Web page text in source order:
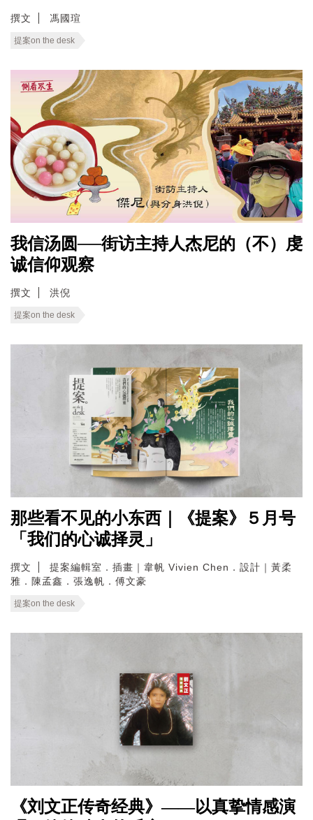
撰文 馮國瑄
提案on the desk
我信汤圆──街访主持人杰尼的（不）虔
诚信仰观察
撰文 洪倪
提案on the desk
那些看不见的小东西｜《提案》５月号
「我们的心诚择灵」
撰文
提案編輯室．插畫｜韋帆 Vivien Chen．設計｜黃柔
雅．陳孟鑫．張逸帆．傅文豪
提案on the desk
《刘文正传奇经典》——以真挚情感演